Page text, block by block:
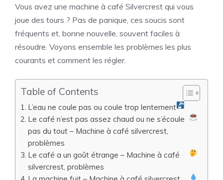
Vous avez une machine à café Silvercrest qui vous
joue des tours ? Pas de panique, ces soucis sont
fréquents et, bonne nouvelle, souvent faciles à
résoudre. Voyons ensemble les problèmes les plus
courants et comment les régler.
Table of Contents
L’eau ne coule pas ou coule trop lentement
Le café n’est pas assez chaud ou ne s’écoule
pas du tout – Machine à café silvercrest,
problèmes
Le café a un goût étrange – Machine à café
silvercrest, problèmes